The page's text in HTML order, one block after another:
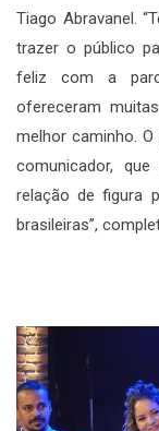
Tiago Abravanel.
trazer o público
feliz com a
ofereceram
melhor caminho.
comunicador,
relação de figura
brasileiras”,